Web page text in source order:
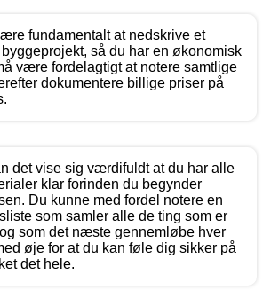
fundamentalt at nedskrive et
så du har en økonomisk
være fordelagtigt at notere samtlige
dokumentere billige priser på
det vise sig værdifuldt at du har alle
klar forinden du begynder
Du kunne med fordel notere en
som samler alle de ting som er
som det næste gennemløbe hver
øje for at du kan føle dig sikker på
det hele.